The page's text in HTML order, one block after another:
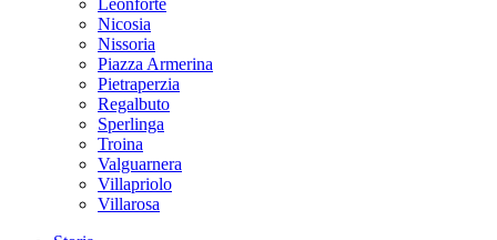
Leonforte
Nicosia
Nissoria
Piazza Armerina
Pietraperzia
Regalbuto
Sperlinga
Troina
Valguarnera
Villapriolo
Villarosa